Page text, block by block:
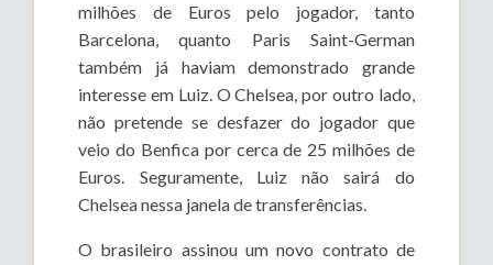
milhões de Euros pelo jogador, tanto
Barcelona, quanto Paris Saint-German
também já haviam demonstrado grande
interesse em Luiz. O Chelsea, por outro lado,
não pretende se desfazer do jogador que
veio do Benfica por cerca de 25 milhões de
Euros. Seguramente, Luiz não sairá do
Chelsea nessa janela de transferências.
O brasileiro assinou um novo contrato de